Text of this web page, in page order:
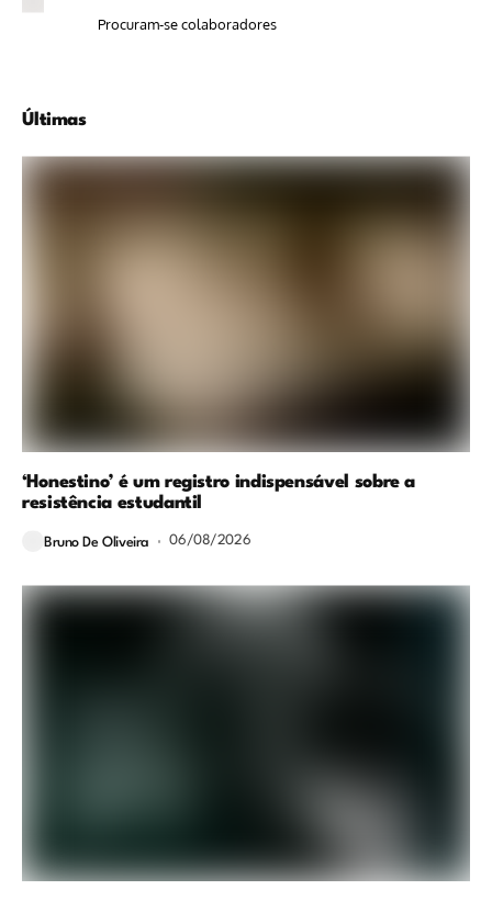
Procuram-se colaboradores
Últimas
‘Honestino’ é um registro indispensável sobre a
resistência estudantil
Bruno De Oliveira 06/08/2026